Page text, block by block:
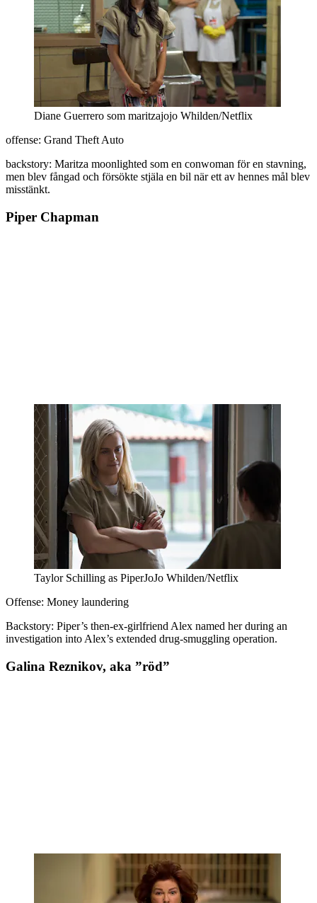
Diane Guerrero som maritzajojo Whilden/Netflix
offense: Grand Theft Auto
backstory: Maritza moonlighted som en conwoman för en stavning,
men blev fångad och försökte stjäla en bil när ett av hennes mål blev
misstänkt.
Piper Chapman
Taylor Schilling as PiperJoJo Whilden/Netflix
Offense: Money laundering
Backstory: Piper’s then-ex-girlfriend Alex named her during an
investigation into Alex’s extended drug-smuggling operation.
Galina Reznikov, aka ”röd”